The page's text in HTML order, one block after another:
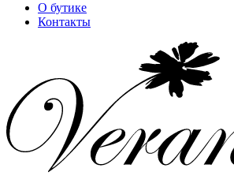
О бутике
Контакты